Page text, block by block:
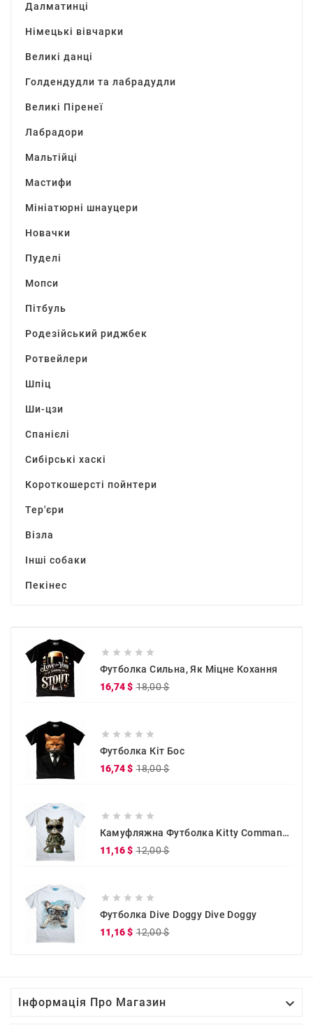
Далматинці
Німецькі вівчарки
Великі данці
Голдендудли та лабрадудли
Великі Піренеї
Лабрадори
Мальтійці
Мастифи
Мініатюрні шнауцери
Новачки
Пуделі
Мопси
Пітбуль
Родезійський риджбек
Ротвейлери
Шпіц
Ши-цзи
Спанієлі
Сибірські хаскі
Короткошерсті пойнтери
Тер'єри
Візла
Інші собаки
Пекінес
    
Футболка Сильна, Як Міцне Кохання
16,74 $ 18,00 $
    
Футболка Кіт Бос
16,74 $ 18,00 $
    
Камуфляжна Футболка Kitty Commander
11,16 $ 12,00 $
    
Футболка Dive Doggy Dive Doggy
11,16 $ 12,00 $
Інформація Про Магазин 